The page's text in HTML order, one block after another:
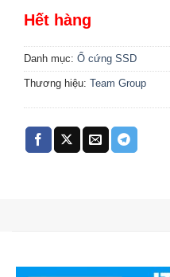
Hết hàng
Danh mục: Ổ cứng SSD
Thương hiệu: Team Group